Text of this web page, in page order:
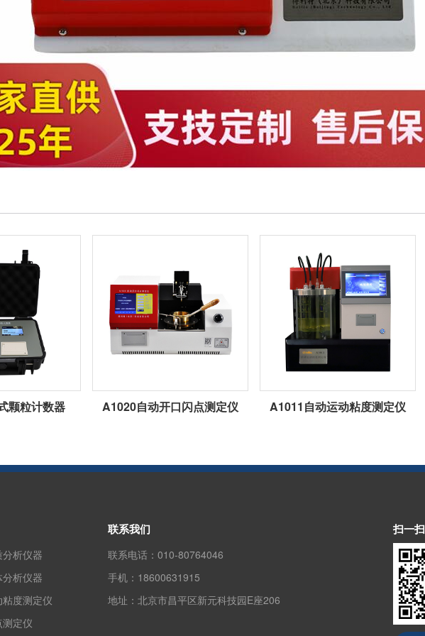
颗粒计数器 A1020自动开口闪点测定仪 A1011自动运动粘度测定仪
析仪器
析仪器
粘度测定仪
定仪
联系我们
联系电话： 010-80764046
手机： 18600631915
地址： 北京市昌平区新元科技园E座206
扫一扫